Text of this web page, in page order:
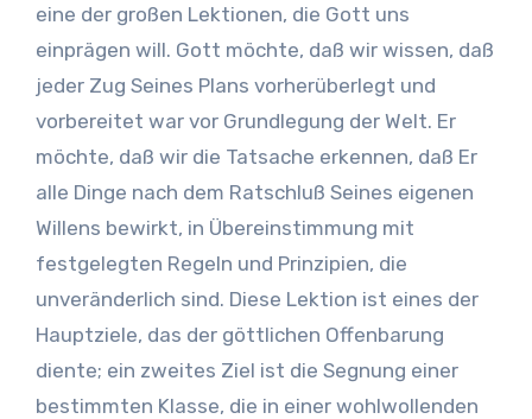
zwischen Christus und seiner Kirche und der
besonderen Errettung der Auserwählten.
Trotzdem finden wir in den Vorbildern des
Passahs viele Einzelheiten, die uns großartig
allererst sollten wir beachten, daß das Passah
direkt nur die Erstgeborenen von Israel betraf,
obgleich indirekt auch alle Übrigen aus dem Volk
die letzte Plage, die über Ägypten kam, den Tod
aller ihrer Erstgeborenen mit sich brachte. Die
eine der großen Lektionen, die Gott uns
einprägen will. Gott möchte, daß wir wissen, daß
jeder Zug Seines Plans vorherüberlegt und
vorbereitet war vor Grundlegung der Welt. Er
möchte, daß wir die Tatsache erkennen, daß Er
alle Dinge nach dem Ratschluß Seines eigenen
Willens bewirkt, in Übereinstimmung mit
festgelegten Regeln und Prinzipien, die
unveränderlich sind. Diese Lektion ist eines der
Hauptziele, das der göttlichen Offenbarung
diente; ein zweites Ziel ist die Segnung einer
bestimmten Klasse, die in einer wohlwollenden